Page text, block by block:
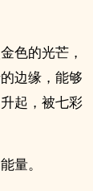
色的光芒，
边缘，能够
起，被七彩
量。